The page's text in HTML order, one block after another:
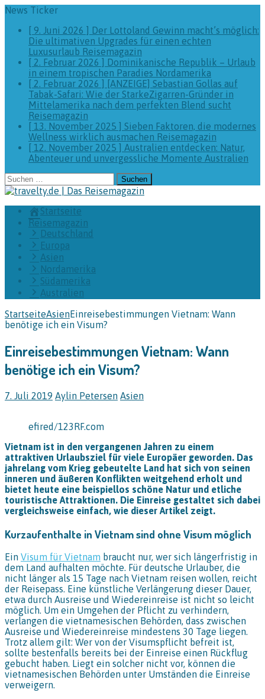
News Ticker
[ 9. Juni 2026 ] Der Lottoland Gewinn macht’s möglich:
Die ultimativen Upgrades für einen echten
Luxusurlaub Reisemagazin
[ 2. Februar 2026 ] Dominikanische Republik – Urlaub
in einem tropischen Paradies Nordamerika
[ 2. Februar 2026 ] [ANZEIGE] Sebastian Gollas auf
Tabak-Safari: Wie der StarkeZigarren-Gründer in
Mittelamerika nach dem perfekten Blend sucht
Reisemagazin
[ 13. November 2025 ] Sieben Faktoren, die modernes
Wellness wirklich ausmachen Reisemagazin
[ 12. November 2025 ] Australien entdecken: Natur,
Abenteuer und unvergessliche Momente Australien
Suchen
nach:
Startseite
Reisemagazin
Deutschland
Europa
Asien
Nordamerika
Südamerika
Australien
StartseiteAsienEinreisebestimmungen Vietnam: Wann
benötige ich ein Visum?
Einreisebestimmungen Vietnam: Wann
benötige ich ein Visum?
7. Juli 2019 Aylin Petersen Asien
efired/123RF.com
Vietnam ist in den vergangenen Jahren zu einem
attraktiven Urlaubsziel für viele Europäer geworden. Das
jahrelang vom Krieg gebeutelte Land hat sich von seinen
inneren und äußeren Konflikten weitgehend erholt und
bietet heute eine beispiellos schöne Natur und etliche
touristische Attraktionen. Die Einreise gestaltet sich dabei
vergleichsweise einfach, wie dieser Artikel zeigt.
Kurzaufenthalte in Vietnam sind ohne Visum möglich
Ein Visum für Vietnam braucht nur, wer sich längerfristig in
dem Land aufhalten möchte. Für deutsche Urlauber, die
nicht länger als 15 Tage nach Vietnam reisen wollen, reicht
der Reisepass. Eine künstliche Verlängerung dieser Dauer,
etwa durch Ausreise und Wiedereinreise ist nicht so leicht
möglich. Um ein Umgehen der Pflicht zu verhindern,
verlangen die vietnamesischen Behörden, dass zwischen
Ausreise und Wiedereinreise mindestens 30 Tage liegen.
Trotz allem gilt: Wer von der Visumspflicht befreit ist,
sollte bestenfalls bereits bei der Einreise einen Rückflug
gebucht haben. Liegt ein solcher nicht vor, können die
vietnamesischen Behörden unter Umständen die Einreise
verweigern.